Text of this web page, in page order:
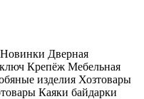
Новинки Дверная
Крепёж Мебельная
изделия Хозтовары
Каяки байдарки